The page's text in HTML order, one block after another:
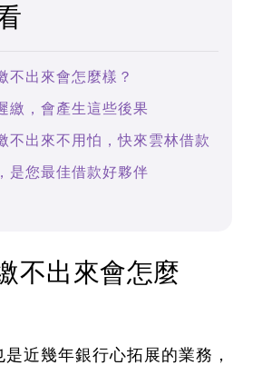
不出來會怎麼樣？
繳，會產生這些後果
不出來不用怕，快來雲林借款
是您最佳借款好夥伴
不出來會怎麼
近幾年銀行心拓展的業務，